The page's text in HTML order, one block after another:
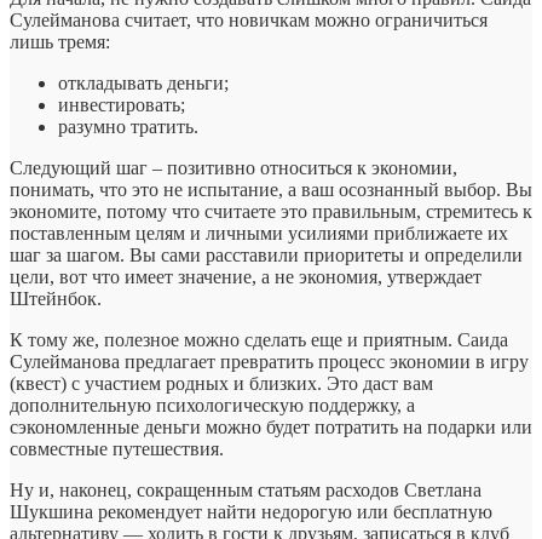
Сулейманова считает, что новичкам можно ограничиться
лишь тремя:
откладывать деньги;
инвестировать;
разумно тратить.
Следующий шаг – позитивно относиться к экономии,
понимать, что это не испытание, а ваш осознанный выбор. Вы
экономите, потому что считаете это правильным, стремитесь к
поставленным целям и личными усилиями приближаете их
шаг за шагом. Вы сами расставили приоритеты и определили
цели, вот что имеет значение, а не экономия, утверждает
Штейнбок.
К тому же, полезное можно сделать еще и приятным. Саида
Сулейманова предлагает превратить процесс экономии в игру
(квест) с участием родных и близких. Это даст вам
дополнительную психологическую поддержку, а
сэкономленные деньги можно будет потратить на подарки или
совместные путешествия.
Ну и, наконец, сокращенным статьям расходов Светлана
Шукшина рекомендует найти недорогую или бесплатную
альтернативу — ходить в гости к друзьям, записаться в клуб